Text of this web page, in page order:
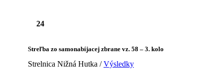
24
Streľba zo samonabíjacej zbrane vz. 58 – 3. kolo
Strelnica Nižná Hutka /Výsledky